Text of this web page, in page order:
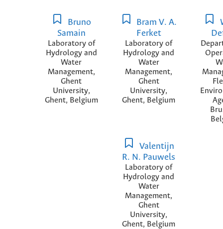
Bruno
Samain
Laboratory of
Hydrology and
Water
Management,
Ghent
University,
Ghent, Belgium
Bram V. A.
Ferket
Laboratory of
Hydrology and
Water
Management,
Ghent
University,
Ghent, Belgium
Valentijn
R. N. Pauwels
Laboratory of
Hydrology and
Water
Management,
Ghent
University,
Ghent, Belgium